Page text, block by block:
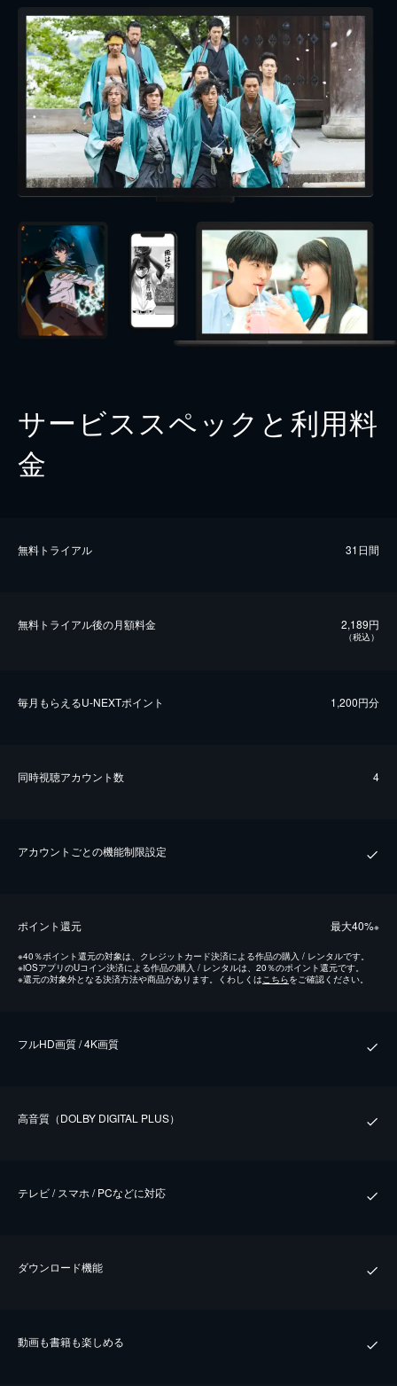
サービススペックと利用料
金
無料トライアル 31日間
無料トライアル後の⽉額料金 2,189円
（税込）
毎⽉もらえるU-NEXTポイント 1,200円分
同時視聴アカウント数 4
アカウントごとの機能制限設定
ポイント還元 最⼤40%※
※40％ポイント還元の対象は、クレジットカード決済による作品の購入 / レンタルです。
※iOSアプリのUコイン決済による作品の購入 / レンタルは、20％のポイント還元です。
※還元の対象外となる決済方法や商品があります。くわしくはこちらをご確認ください。
フルHD画質 / 4K画質
⾼⾳質（DOLBY DIGITAL PLUS）
テレビ / スマホ / PCなどに対応
ダウンロード機能
動画も書籍も楽しめる